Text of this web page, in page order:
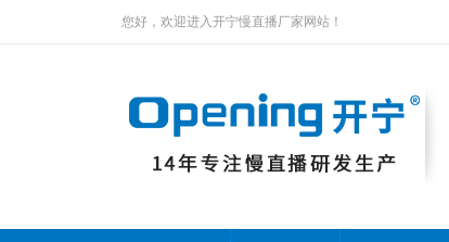
您好，欢迎进入开宁慢直播厂家网站！